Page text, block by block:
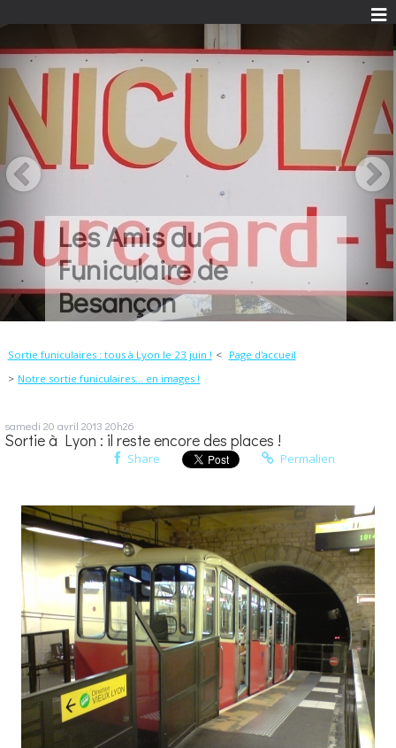
Une histoire...
Quelques idées...
Beaucoup de
passion...
Sortie funiculaires : tous à Lyon le 23 juin !
Page d'accueil
Notre sortie funiculaires... en images !
samedi 20 avril 2013 20h26
Sortie à Lyon : il reste encore des places !
Share Permalien